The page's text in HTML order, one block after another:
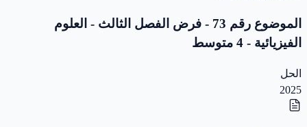
الموضوع رقم 73 - فرض الفصل الثالث - العلوم
الفيزيائية - 4 متوسط
الحل
2025